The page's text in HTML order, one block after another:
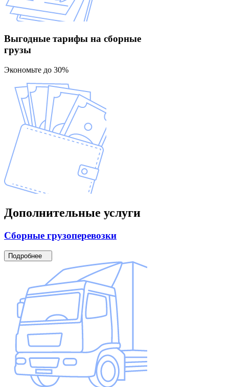
Выгодные тарифы на сборные
грузы
Экономьте до 30%
Дополнительные услуги
Сборные грузоперевозки
Подробнее